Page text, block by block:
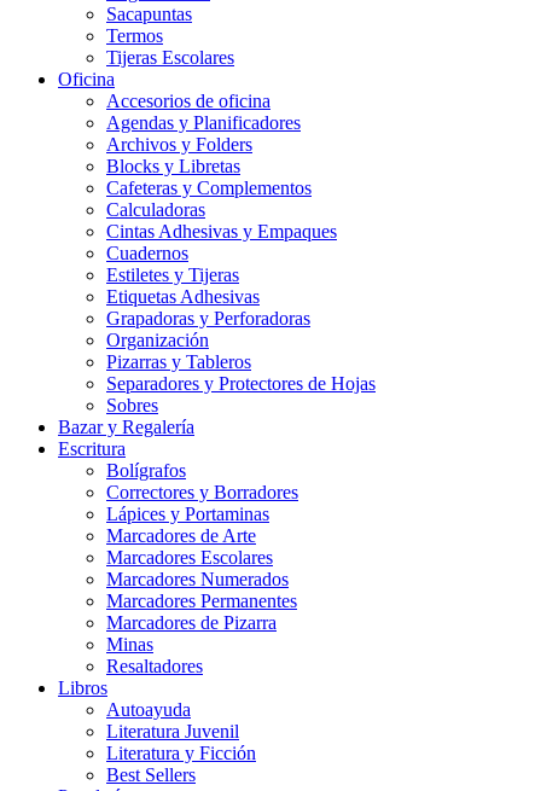
Sacapuntas
Termos
Tijeras Escolares
Oficina
Accesorios de oficina
Agendas y Planificadores
Archivos y Folders
Blocks y Libretas
Cafeteras y Complementos
Calculadoras
Cintas Adhesivas y Empaques
Cuadernos
Estiletes y Tijeras
Etiquetas Adhesivas
Grapadoras y Perforadoras
Organización
Pizarras y Tableros
Separadores y Protectores de Hojas
Sobres
Bazar y Regalería
Escritura
Bolígrafos
Correctores y Borradores
Lápices y Portaminas
Marcadores de Arte
Marcadores Escolares
Marcadores Numerados
Marcadores Permanentes
Marcadores de Pizarra
Minas
Resaltadores
Libros
Autoayuda
Literatura Juvenil
Literatura y Ficción
Best Sellers